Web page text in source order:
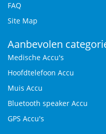
FAQ
Site Map
Aanbevolen
Medische Accu's
Hoofdtelefoon Accu
Muis Accu
Bluetooth speaker Accu
GPS Accu's